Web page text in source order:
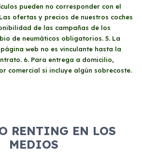
pueden no corresponder con el
ofertas y precios de nuestros coches
de las campañas de los
de neumáticos obligatorios. 5. La
web no es vinculante hasta la
6. Para entrega a domicilio,
comercial si incluye algún sobrecoste.
RENTING EN LOS
MEDIOS